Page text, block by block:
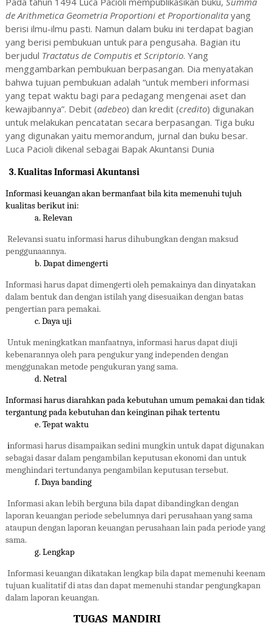
de Arithmetica Geometria Proportioni et Proportionalita yang
berisi ilmu-ilmu pasti. Namun dalam buku ini terdapat bagian
yang berisi pembukuan untuk para pengusaha. Bagian itu
berjudul Tractatus de Computis et Scriptorio. Yang
menggambarkan pembukuan berpasangan. Dia menyatakan
bahwa tujuan pembukuan adalah “untuk memberi informasi
yang tepat waktu bagi para pedagang mengenai aset dan
kewajibannya”. Debit (adebeo) dan kredit (credito) digunakan
untuk melakukan pencatatan secara berpasangan. Tiga buku
yang digunakan yaitu memorandum, jurnal dan buku besar.
Luca Pacioli dikenal sebagai Bapak Akuntansi Dunia
3. Kualitas Informasi Akuntansi
Informasi keuangan akan bermanfaat bila kita memenuhi tujuh
kualitas berikut ini:
a. Relevan
Relevansi suatu informasi harus dihubungkan dengan maksud
penggunaannya.
b. Dapat dimengerti
Informasi harus dapat dimengerti oleh pemakainya dan dinyatakan
dalam bentuk dan dengan istilah yang disesuaikan dengan batas
pengertian para pemakai.
c. Daya uji
Untuk meningkatkan manfaatnya, informasi harus dapat diuji
kebenarannya oleh para pengukur yang independen dengan
menggunakan metode pengukuran yang sama.
d. Netral
Informasi harus diarahkan pada kebutuhan umum pemakai dan tidak
tergantung pada kebutuhan dan keinginan pihak tertentu
e. Tepat waktu
informasi harus disampaikan sedini mungkin untuk dapat digunakan
sebagai dasar dalam pengambilan keputusan ekonomi dan untuk
menghindari tertundanya pengambilan keputusan tersebut.
f. Daya banding
Informasi akan lebih berguna bila dapat dibandingkan dengan
laporan keuangan periode sebelumnya dari perusahaan yang sama
ataupun dengan laporan keuangan perusahaan lain pada periode yang
sama.
g. Lengkap
Informasi keuangan dikatakan lengkap bila dapat memenuhi keenam
tujuan kualitatif di atas dan dapat memenuhi standar pengungkapan
dalam laporan keuangan.
TUGAS MANDIRI